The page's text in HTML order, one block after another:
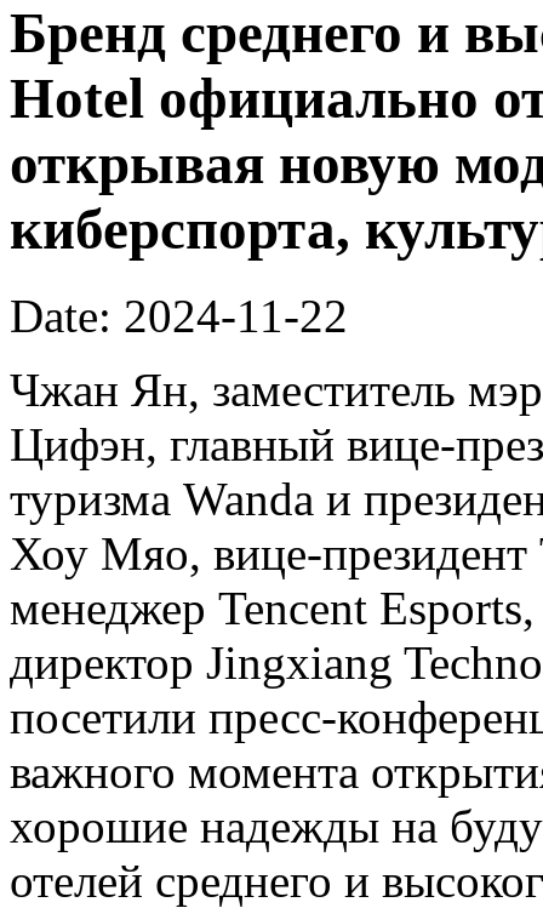
Бренд среднего и
Hotel официально
открывая новую
киберспорта,
Date: 2024-11-22
Чжан Ян, заместитель
Цифэн, главный вице-
туризма Wanda и
Хоу Мяо, вице-президент
менеджер Tencent
директор Jingxiang
посетили пресс-
важного момента
хорошие надежды на
отелей среднего и